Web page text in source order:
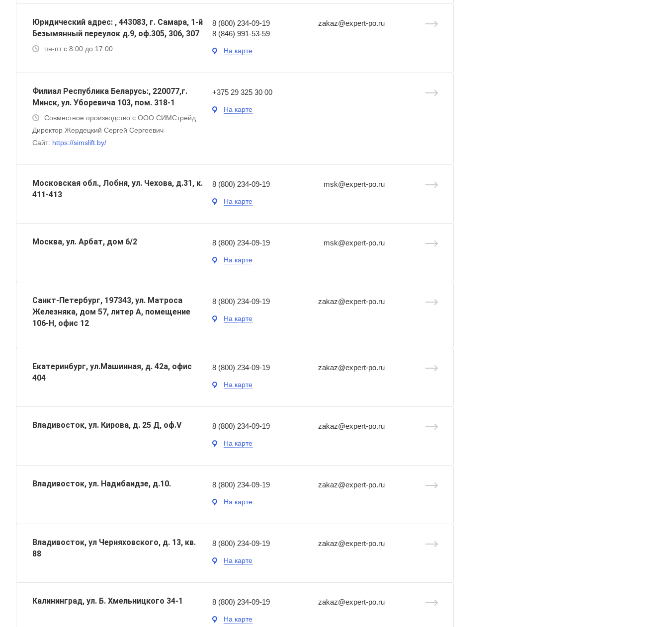
Юридический адрес: , 443083, г. Самара, 1-й
Безымянный переулок д.9, оф.305, 306, 307
пн-пт с 8:00 до 17:00
8 (800) 234-09-19
8 (846) 991-53-59
zakaz@expert-po.ru
На карте
Филиал Республика Беларусь:, 220077,г.
Минск, ул. Уборевича 103, пом. 318-1
Совместное производство с ООО СИМСтрейд
Директор Жердецкий Сергей Сергеевич
Сайт: https://simslift.by/
+375 29 325 30 00
На карте
Московская обл., Лобня, ул. Чехова, д.31, к.
411-413
8 (800) 234-09-19 msk@expert-po.ru
На карте
Москва, ул. Арбат, дом 6/2 8 (800) 234-09-19 msk@expert-po.ru
На карте
Санкт-Петербург, 197343, ул. Матроса
Железняка, дом 57, литер А, помещение
106-Н, офис 12
8 (800) 234-09-19 zakaz@expert-po.ru
На карте
Екатеринбург, ул.Машинная, д. 42а, офис
404
8 (800) 234-09-19 zakaz@expert-po.ru
На карте
Владивосток, ул. Кирова, д. 25 Д, оф.V 8 (800) 234-09-19 zakaz@expert-po.ru
На карте
Владивосток, ул. Надибаидзе, д.10. 8 (800) 234-09-19 zakaz@expert-po.ru
На карте
Владивосток, ул Черняховского, д. 13, кв.
88
8 (800) 234-09-19 zakaz@expert-po.ru
На карте
Калининград, ул. Б. Хмельницкого 34-1 8 (800) 234-09-19 zakaz@expert-po.ru
На карте